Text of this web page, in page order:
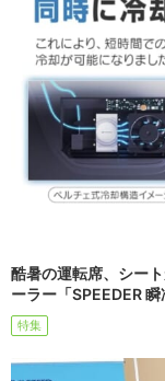
酷暑の運転席、シー
ーラー「SPEEDER
特集